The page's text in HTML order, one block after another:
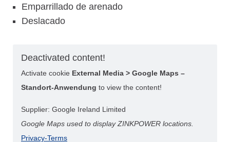
Emparrillado de arenado
Deslacado
Deactivated content!
Activate cookie External Media > Google Maps –
Standort-Anwendung to view the content!
Supplier: Google Ireland Limited
Google Maps used to display ZINKPOWER locations.
Privacy-Terms